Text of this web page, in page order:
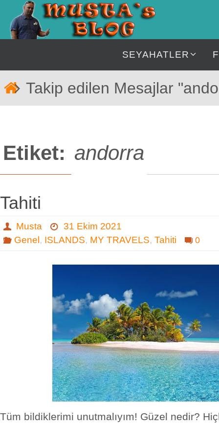
İçeriğe
geç
SEYAHATLER
Takip edilen Mesajlar
Etiket: andorra
Tahiti
Musta
31 Ekim 2021
Genel , ISLANDS, MY TRAVELS, Tahiti 0
Tüm bildiklerimi unutmalıyım! Güzel nedir?